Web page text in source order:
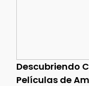
Descubriendo
Películas de